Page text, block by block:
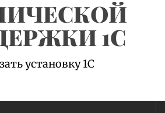
1С
установку 1С